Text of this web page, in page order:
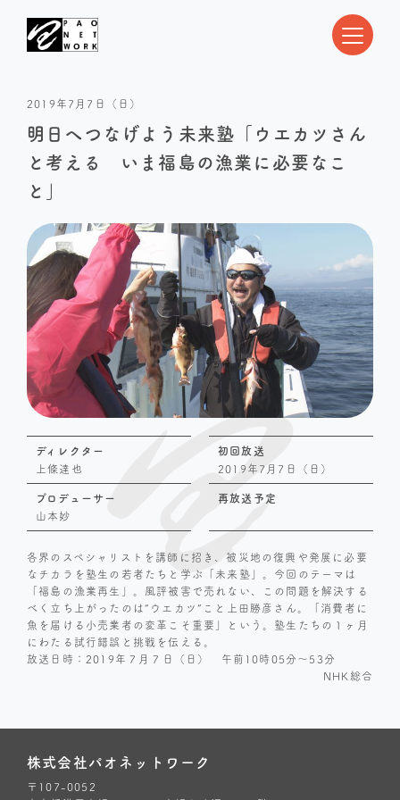
2019年7月7日（日）
明日へつなげよう未来塾「ウエカツさん
と考える いま福島の漁業に必要なこ
と」
ディレクター
上條達也
初回放送
2019年7月7日（日）
プロデューサー
山本妙
再放送予定
各界のスペシャリストを講師に招き、被災地の復興や発展に必要
なチカラを塾生の若者たちと学ぶ「未来塾」。今回のテーマは
「福島の漁業再生」。風評被害で売れない、この問題を解決する
べく立ち上がったのは“ウエカツ”こと上田勝彦さん。「消費者に
魚を届ける小売業者の変革こそ重要」という。塾生たちの１ヶ月
にわたる試行錯誤と挑戦を伝える。
放送日時：2019年７月７日（日） 午前10時05分〜53分
NHK総合
株式会社パオネットワーク
〒107-0052